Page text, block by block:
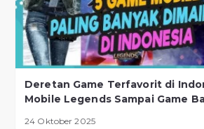
Deretan Game Terfavorit di
Mobile Legends Sampai Game
24 Oktober 2025